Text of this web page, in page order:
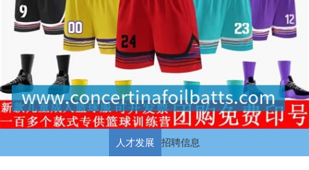
人才发展 招聘信息